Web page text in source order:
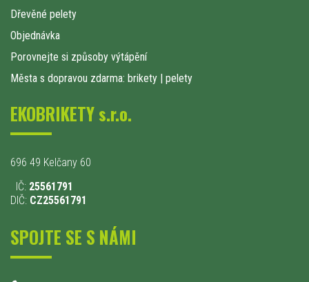
Dřevěné pelety
Objednávka
Porovnejte si způsoby výtápění
Města s dopravou zdarma: brikety | pelety
EKOBRIKETY s.r.o.
696 49 Kelčany 60
IČ: 25561791
DIČ: CZ25561791
SPOJTE SE S NÁMI